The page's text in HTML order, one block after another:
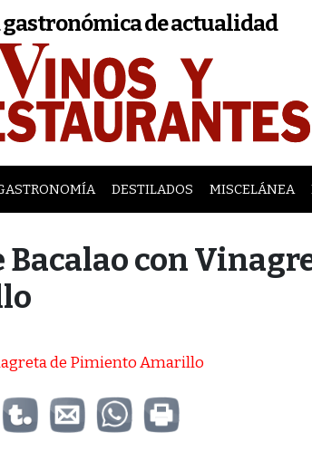
gastronómica de actualidad
DESTILADOS MISCELÁNEA
con